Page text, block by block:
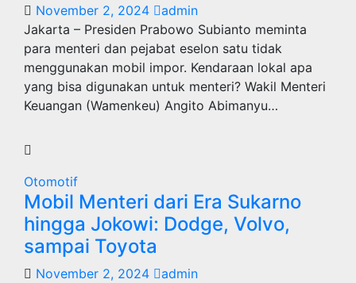
November 2, 2024
admin
Jakarta – Presiden Prabowo Subianto meminta
para menteri dan pejabat eselon satu tidak
menggunakan mobil impor. Kendaraan lokal apa
yang bisa digunakan untuk menteri? Wakil Menteri
Keuangan (Wamenkeu) Angito Abimanyu…
Otomotif
Mobil Menteri dari Era Sukarno
hingga Jokowi: Dodge, Volvo,
sampai Toyota
November 2, 2024 admin